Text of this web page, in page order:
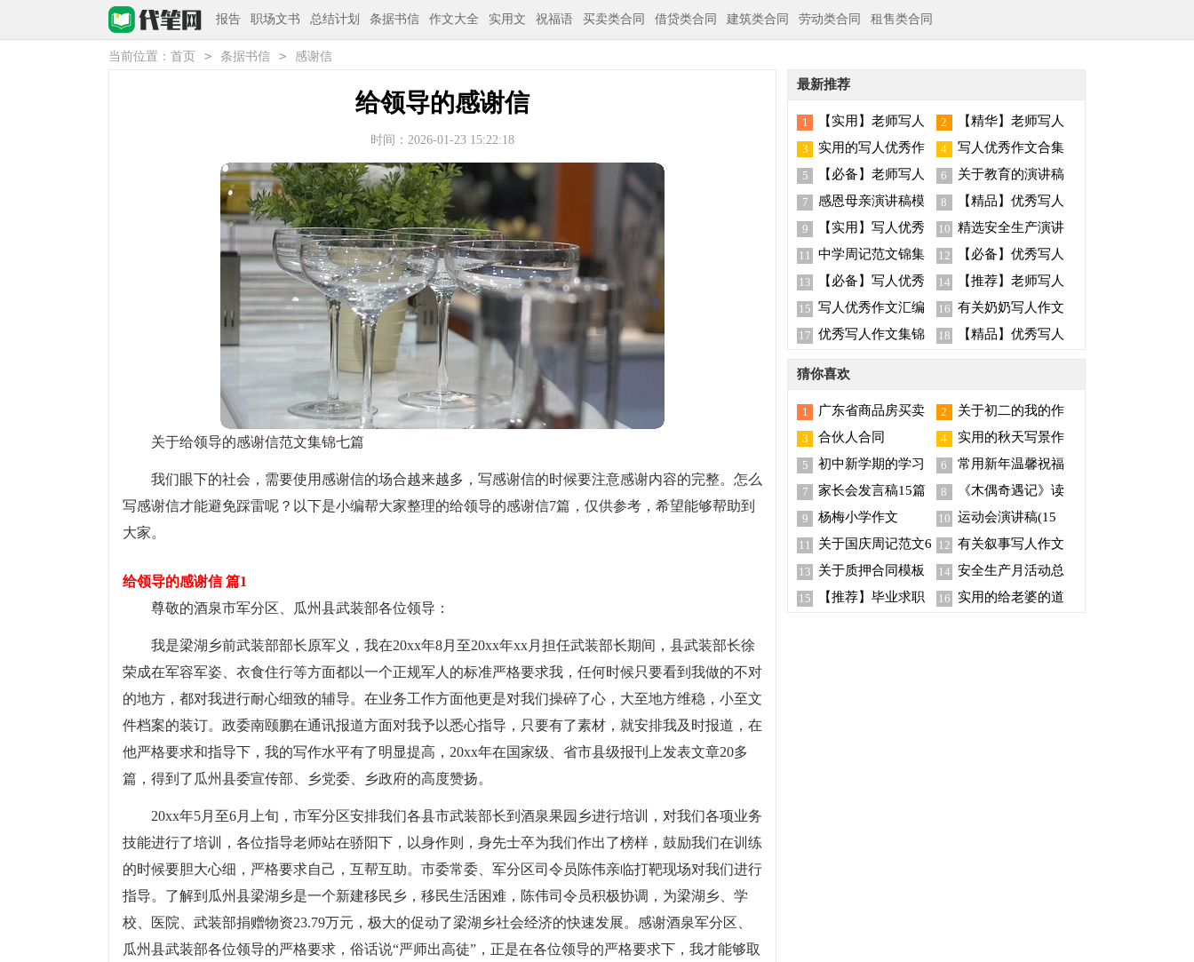
报告 职场文书 总结计划 条据书信 作文大全 实用文 祝福语 买卖类合同 借贷类合同 建筑类合同 劳动类合同 租售类合同
当前位置： 首页 > 条据书信 > 感谢信
给领导的感谢信
时间：2026-01-23 15:22:18
关于给领导的感谢信范文集锦七篇
我们眼下的社会，需要使用感谢信的场合越来越多，写感谢信的时候要注意感谢内容的完整。怎么
写感谢信才能避免踩雷呢？以下是小编帮大家整理的给领导的感谢信7篇，仅供参考，希望能够帮助到
大家。
给领导的感谢信 篇1
尊敬的酒泉市军分区、瓜州县武装部各位领导：
我是梁湖乡前武装部部长原军义，我在20xx年8月至20xx年xx月担任武装部长期间，县武装部长徐
荣成在军容军姿、衣食住行等方面都以一个正规军人的标准严格要求我，任何时候只要看到我做的不对
的地方，都对我进行耐心细致的辅导。在业务工作方面他更是对我们操碎了心，大至地方维稳，小至文
件档案的装订。政委南颐鹏在通讯报道方面对我予以悉心指导，只要有了素材，就安排我及时报道，在
他严格要求和指导下，我的写作水平有了明显提高，20xx年在国家级、省市县级报刊上发表文章20多
篇，得到了瓜州县委宣传部、乡党委、乡政府的高度赞扬。
20xx年5月至6月上旬，市军分区安排我们各县市武装部长到酒泉果园乡进行培训，对我们各项业务
技能进行了培训，各位指导老师站在骄阳下，以身作则，身先士卒为我们作出了榜样，鼓励我们在训练
的时候要胆大心细，严格要求自己，互帮互助。市委常委、军分区司令员陈伟亲临打靶现场对我们进行
指导。了解到瓜州县梁湖乡是一个新建移民乡，移民生活困难，陈伟司令员积极协调，为梁湖乡、学
校、医院、武装部捐赠物资23.79万元，极大的促动了梁湖乡社会经济的快速发展。感谢酒泉军分区、
瓜州县武装部各位领导的严格要求，俗话说“严师出高徒”，正是在各位领导的严格要求下，我才能够取
最新推荐
1
【实用】老师写人
作文集合7篇
2
【精华】老师写人
作文集合九篇
3
实用的写人优秀作
文汇编九篇
4
写人优秀作文合集
十篇
5
【必备】老师写人
作文集锦10篇
6
关于教育的演讲稿
模板集合六篇
7
感恩母亲演讲稿模
板汇编9篇
8
【精品】优秀写人
作文集锦7篇
9
【实用】写人优秀
作文合集5篇
10 精选安全生产演讲
稿模板集合8篇
11
中学周记范文锦集
七篇
12
【必备】优秀写人
作文集合8篇
13
【必备】写人优秀
作文锦集十篇
14
【推荐】老师写人
作文集锦8篇
15 写人优秀作文汇编
七篇
16 有关奶奶写人作文
集合6篇
17 优秀写人作文集锦
18
【精品】优秀写人
猜你喜欢
1
广东省商品房买卖
合同
2
关于初二的我的作
文锦集6篇
3 合伙人合同 4
实用的秋天写景作
文5篇
5
初中新学期的学习
计划
6
常用新年温馨祝福
语集合45条
7 家长会发言稿15篇 8
《木偶奇遇记》读
后感精选15篇
9 杨梅小学作文 10 运动会演讲稿(15
篇)
11
关于国庆周记范文6
篇
12 有关叙事写人作文
300字合集七篇
13
关于质押合同模板
汇总7篇
14 安全生产月活动总
结
15
【推荐】毕业求职
16 实用的给老婆的道